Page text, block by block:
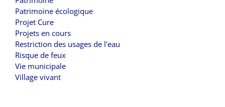
Patrimoine écologique
Projet Cure
Projets en cours
Restriction des usages de l'eau
Risque de feux
Vie municipale
Village vivant